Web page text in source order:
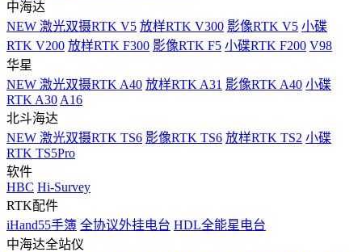
中海达
NEW 激光双摄RTK V5 放样RTK V300 影像RTK V5 小碟
RTK V200 放样RTK F300 影像RTK F5 小碟RTK F200 V98
华星
NEW 激光双摄RTK A40 放样RTK A31 影像RTK A40 小碟
RTK A30 A16
北斗海达
NEW 激光双摄RTK TS6 影像RTK TS6 放样RTK TS2 小碟
RTK TS5Pro
软件
HBC Hi-Survey
RTK配件
iHand55手簿 全协议外挂电台 HDL全能星电台
中海达全站仪